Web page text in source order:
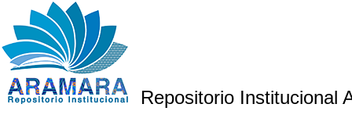
Repositorio Institucional
Filtrar por: Materia